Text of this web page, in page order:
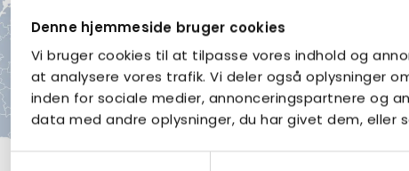
Denne hjemmeside bruger cookies
Vi bruger cookies til at tilpasse vores indhold og
at analysere vores trafik. Vi deler også oplysninger
inden for sociale medier, annonceringspartnere og
data med andre oplysninger, du har givet dem,